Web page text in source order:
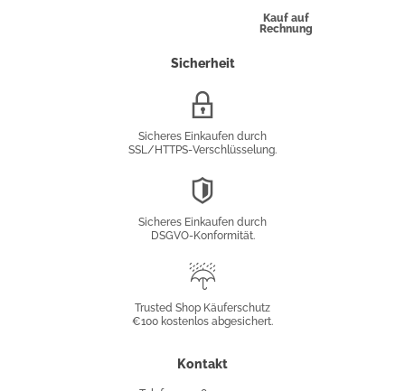
Kauf auf
Rechnung
Sicherheit
Sicheres Einkaufen durch
SSL/HTTPS-Verschlüsselung.
Sicheres Einkaufen durch
DSGVO-Konformität.
Käuferschutz
Trusted Shop Käuferschutz
€100 kostenlos abgesichert.
Kontakt